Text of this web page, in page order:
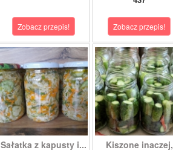
Zobacz przepis! Zobacz przepis!
Sałatka z kapusty i... Kiszone inaczej,